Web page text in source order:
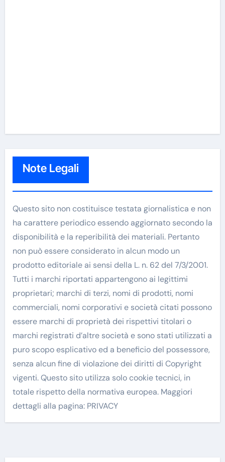
Note Legali
Questo sito non costituisce testata giornalistica e non
ha carattere periodico essendo aggiornato secondo la
disponibilità e la reperibilità dei materiali. Pertanto
non può essere considerato in alcun modo un
prodotto editoriale ai sensi della L. n. 62 del 7/3/2001.
Tutti i marchi riportati appartengono ai legittimi
proprietari; marchi di terzi, nomi di prodotti, nomi
commerciali, nomi corporativi e società citati possono
essere marchi di proprietà dei rispettivi titolari o
marchi registrati d’altre società e sono stati utilizzati a
puro scopo esplicativo ed a beneficio del possessore,
senza alcun fine di violazione dei diritti di Copyright
vigenti. Questo sito utilizza solo cookie tecnici, in
totale rispetto della normativa europea. Maggiori
dettagli alla pagina: PRIVACY